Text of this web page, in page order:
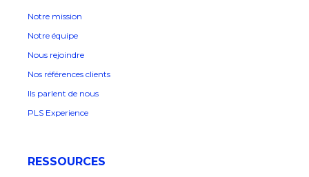
Notre mission
Notre équipe
Nous rejoindre
Nos références clients
Ils parlent de nous
PLS Experience
RESSOURCES